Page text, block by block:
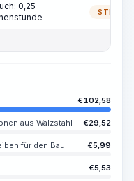
0,25
STROM
€102,58
aus Walzstahl €29,52
für den Bau €5,99
€5,53